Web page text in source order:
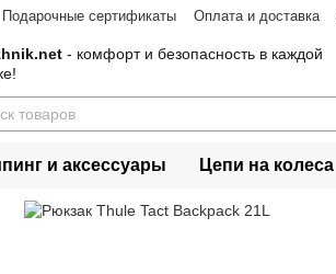
Подарочные сертификаты Оплата и доставка
- комфорт и безопасность в каждой
и аксессуары Цепи на колеса